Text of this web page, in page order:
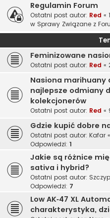
Regulamin Forum
Ostatni post autor: Red «
w Sprawy Związane z
Feminizowane
Ostatni post autor: Red «
Nasiona marihuany
najlepsze odmiany
kolekcjonerów
Ostatni post autor: Red «
Gdzie kupić dobre
Ostatni post autor: Kafar «
Odpowiedzi: 1
Jakie są różnice
sativa i hybrid?
Ostatni post autor:
Odpowiedzi: 7
Low AK‑47 XL
charakterystyka,